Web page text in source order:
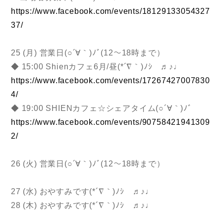
https://www.facebook.com/events/18129133054327
37/
25 (月) 営業日(○´∀｀)ﾉﾞ(12～18時まで）
◆ 15:00 Shienカフェ6月/昼(*´∇｀)ﾉｼ ♬♪♩
https://www.facebook.com/events/17267427007830
4/
◆ 19:00 SHIENカフェ☆シェアタイム(○´∀｀)ﾉﾞ
https://www.facebook.com/events/90758421941309
2/
26 (火) 営業日(○´∀｀)ﾉﾞ(12～18時まで）
27 (水) おやすみです(*´∇｀)ﾉｼ ♬♪♩
28 (木) おやすみです(*´∇｀)ﾉｼ ♬♪♩